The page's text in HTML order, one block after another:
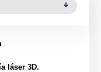
láser 3D.